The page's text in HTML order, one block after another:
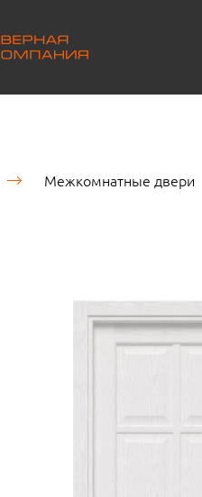
Межкомнатные двери